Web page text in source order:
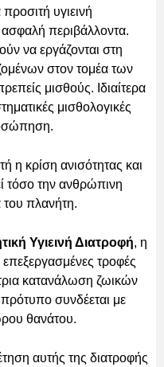
υγιεινή
ασφαλή περιβάλλοντα.
να εργάζονται στη
στον τομέα των
μισθούς. Ιδιαίτερα
μισθολογικές
η κρίση ανισότητας και
τόσο την ανθρώπινη
του πλανήτη.
Υγιεινή Διατροφή, η
τροφές
κατανάλωση ζωικών
συνδέεται με
θανάτου.
αυτής της διατροφής